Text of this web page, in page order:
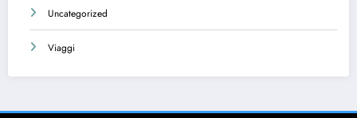
Uncategorized
Viaggi